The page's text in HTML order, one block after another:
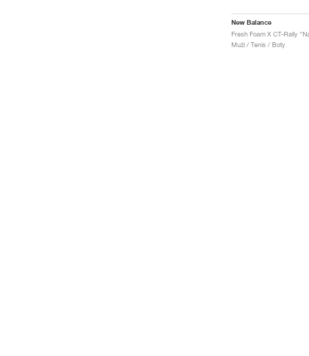
New Balance
Muži / Tenis / Boty